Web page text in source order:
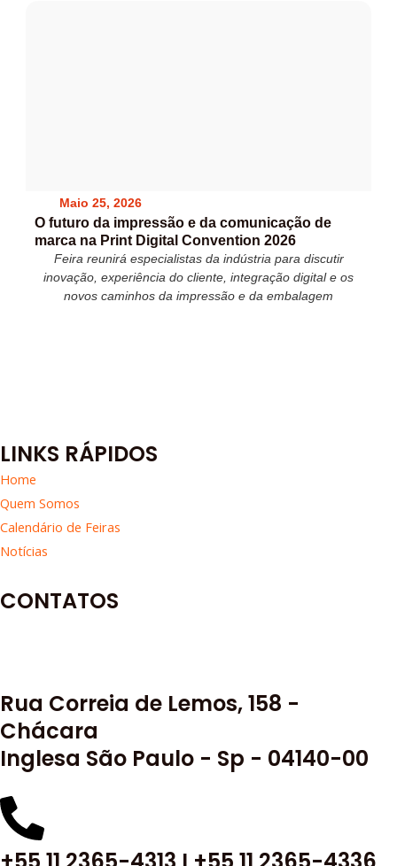
Maio 25, 2026
O futuro da impressão e da comunicação de
marca na Print Digital Convention 2026
Feira reunirá especialistas da indústria para discutir
inovação, experiência do cliente, integração digital e os
novos caminhos da impressão e da embalagem
LINKS RÁPIDOS
Home
Quem Somos
Calendário de Feiras
Notícias
CONTATOS
Rua Correia de Lemos, 158 -
Chácara
Inglesa São Paulo - Sp - 04140-00